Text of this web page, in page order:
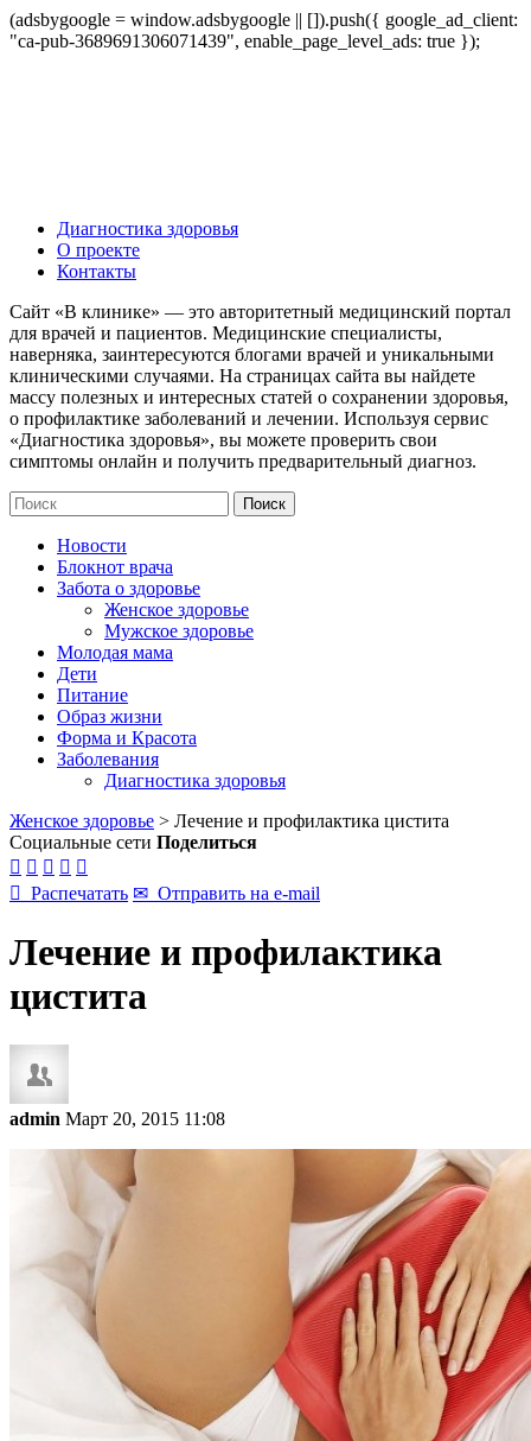
(adsbygoogle = window.adsbygoogle || []).push({ google_ad_client:
"ca-pub-3689691306071439", enable_page_level_ads: true });
Диагностика здоровья
О проекте
Контакты
Сайт «В клинике» — это авторитетный медицинский портал
для врачей и пациентов. Медицинские специалисты,
наверняка, заинтересуются блогами врачей и уникальными
клиническими случаями. На страницах сайта вы найдете
массу полезных и интересных статей о сохранении здоровья,
о профилактике заболеваний и лечении. Используя сервис
«Диагностика здоровья», вы можете проверить свои
симптомы онлайн и получить предварительный диагноз.
Новости
Блокнот врача
Забота о здоровье
Женское здоровье
Мужское здоровье
Молодая мама
Дети
Питание
Образ жизни
Форма и Красота
Заболевания
Диагностика здоровья
Женское здоровье > Лечение и профилактика цистита
Социальные сети Поделиться
    
 Распечатать ✉ Отправить на e-mail
Лечение и профилактика
цистита
admin Март 20, 2015 11:08